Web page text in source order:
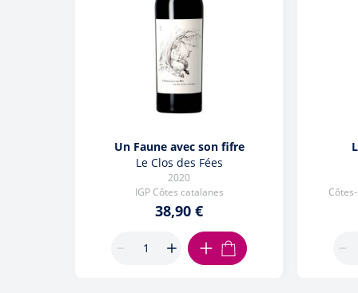
Un Faune avec son fifre
Le Clos des Fées
2020
IGP Côtes catalanes
38,90 €
AJOUTER AU PANIER